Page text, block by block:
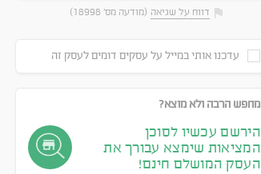
דווח על שגיאה (מודעה מס' 18998)
עדכנו אותי במייל על עסקים דומים לעסק זה
מחפש הרבה ולא מוצא?
הירשם עכשיו לסוכן
המציאות שימצא עבורך את
העסק המושלם חינם!